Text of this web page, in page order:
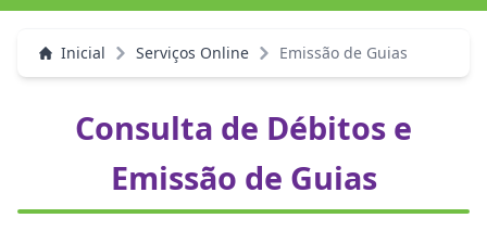
Inicial Serviços Online Emissão de Guias
Consulta de Débitos e
Emissão de Guias